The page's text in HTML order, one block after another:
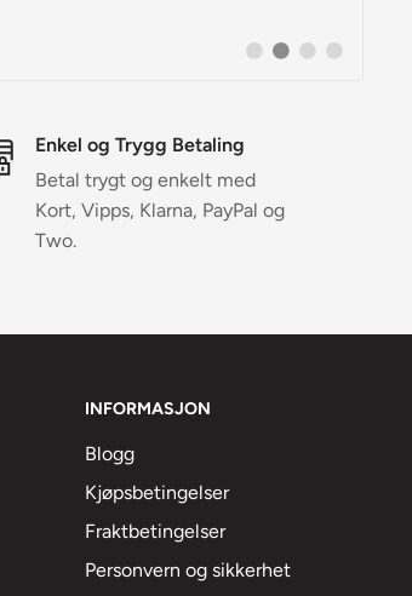
ByttByttByttBytt
Enkel og Trygg Betaling
Betal trygt og enkelt med
Kort, Vipps, Klarna, PayPal og
Two.
INFORMASJON
Blogg
Kjøpsbetingelser
Fraktbetingelser
Personvern og sikkerhet